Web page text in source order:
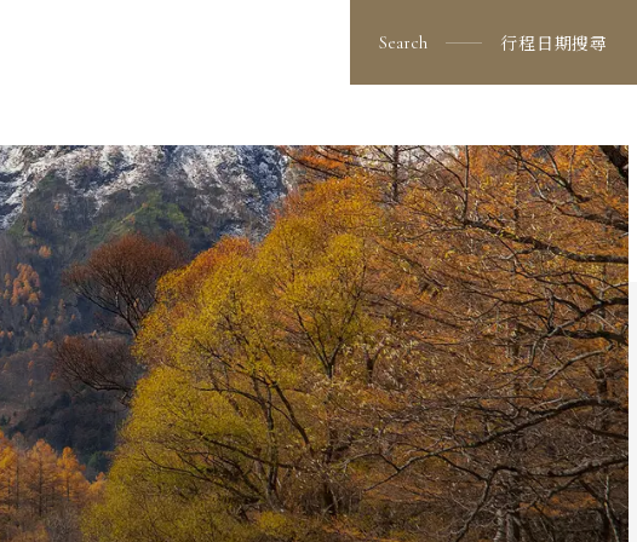
Search 行程日期搜尋
出發日期與價格